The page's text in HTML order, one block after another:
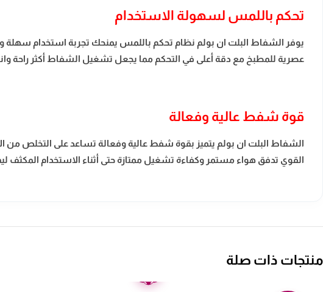
تحكم باللمس لسهولة الاستخدام
يوفر الشفاط البلت ان بولم نظام تحكم باللمس يمنحك تجربة استخدام سهلة
عصرية للمطبخ مع دقة أعلى في التحكم مما يجعل تشغيل الشفاط أكثر راحة
قوة شفط عالية وفعالة
الشفاط البلت ان بولم يتميز بقوة شفط عالية وفعالة تساعد على التخلص من
القوي تدفق هواء مستمر وكفاءة تشغيل ممتازة حتى أثناء الاستخدام المكثف
منتجات ذات صلة